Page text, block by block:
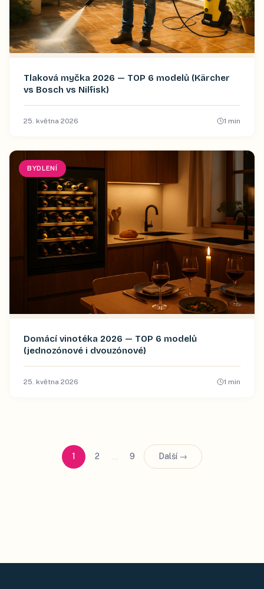
Tlaková myčka 2026 — TOP 6 modelů (Kärcher
vs Bosch vs Nilfisk)
25. května 2026 1 min
BYDLENÍ
Domácí vinotéka 2026 — TOP 6 modelů
(jednozónové i dvouzónové)
25. května 2026 1 min
1 2 … 9 Další →